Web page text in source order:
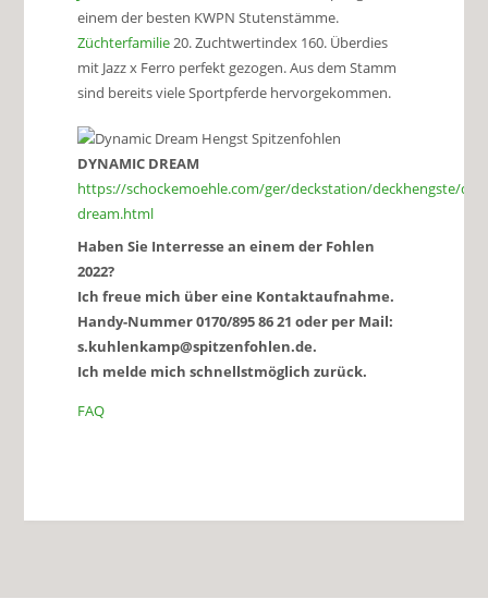
einem der besten KWPN Stutenstämme.
Züchterfamilie20. Zuchtwertindex 160. Überdies
mit Jazz x Ferro perfekt gezogen. Aus dem Stamm
sind bereits viele Sportpferde hervorgekommen.
DYNAMIC DREAM
https://schockemoehle.com/ger/deckstation/deckhengste/
dream.html
Haben Sie Interresse an einem der Fohlen
2022?
Ich freue mich über eine Kontaktaufnahme.
Handy-Nummer 0170/895 86 21 oder per Mail:
s.kuhlenkamp@spitzenfohlen.de.
Ich melde mich schnellstmöglich zurück.
FAQ